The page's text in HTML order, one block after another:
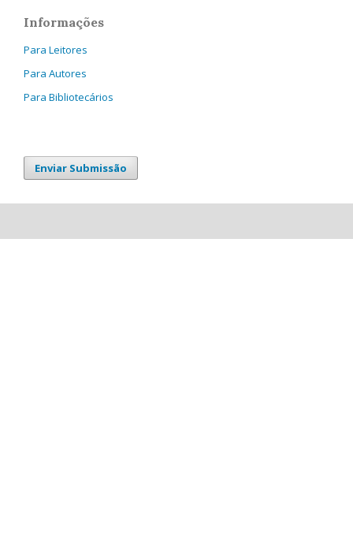
Informações
Para Leitores
Para Autores
Para Bibliotecários
Enviar Submissão